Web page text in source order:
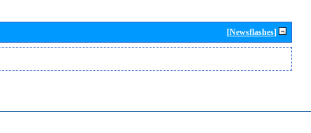
[Newsflashes]